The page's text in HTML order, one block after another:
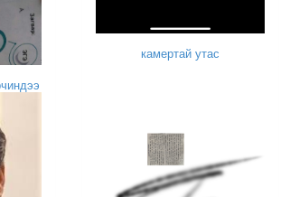
камертай утас